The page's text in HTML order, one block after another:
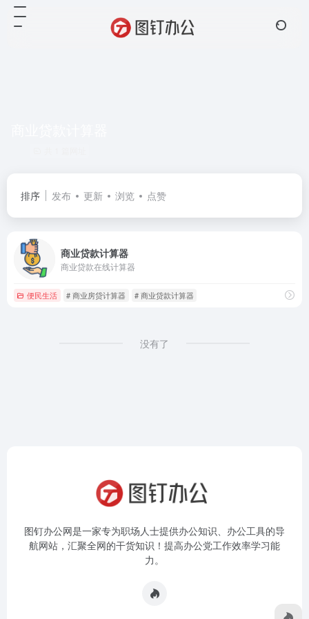
排序 发布 更新 浏览 点赞
商业贷款计算器
商业贷款在线计算器
便民生活 # 商业房贷计算器 # 商业贷款计算器
没有了
图钉办公网是一家专为职场人士提供办公知识、办公工具的导
航网站，汇聚全网的干货知识！提高办公党工作效率学习能
力。